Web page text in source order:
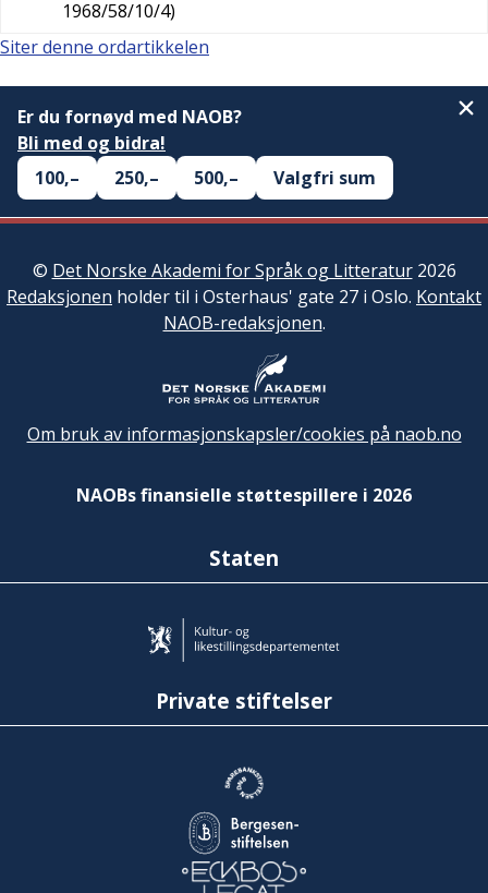
1968/58/10/4)
Siter denne ordartikkelen
Er du fornøyd med NAOB?
Bli med og bidra!
100,–
250,– 500,– Valgfri sum
© Det Norske Akademi for Språk og Litteratur2026
Redaksjonen holder til i Osterhaus' gate 27 i Oslo. Kontakt
NAOB-redaksjonen.
Om bruk av informasjonskapsler/cookies på naob.no
NAOBs finansielle støttespillere i 2026
Staten
Private stiftelser